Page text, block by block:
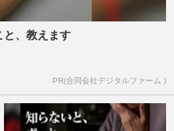
と、教えます
PR(合同会社デジタルファーム )